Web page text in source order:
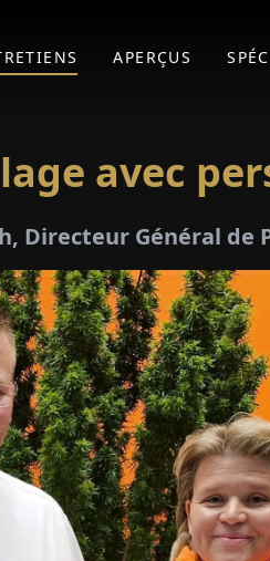
APERÇUS
avec
Directeur Général de